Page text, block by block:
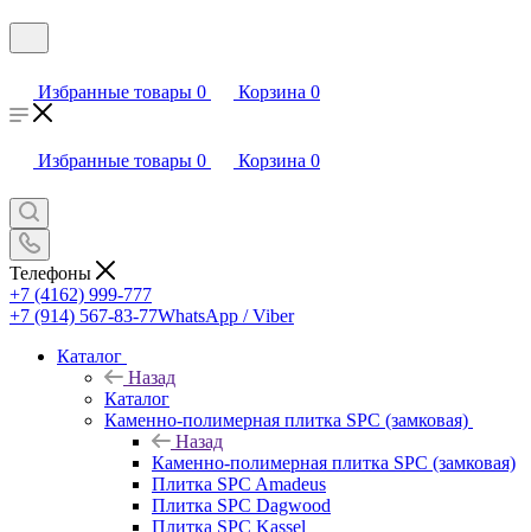
Избранные товары 0 Корзина 0
Избранные товары 0 Корзина 0
Телефоны
+7 (4162) 999-777
+7 (914) 567-83-77WhatsApp / Viber
Каталог
Назад
Каталог
Каменно-полимерная плитка SPC (замковая)
Назад
Каменно-полимерная плитка SPC (замковая)
Плитка SPC Amadeus
Плитка SPC Dagwood
Плитка SPC Kassel